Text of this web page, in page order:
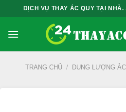
qua
nội
DỊCH VỤ THAY ẮC QUY TẠI
TRANG CHỦ / DUNG LƯỢNG